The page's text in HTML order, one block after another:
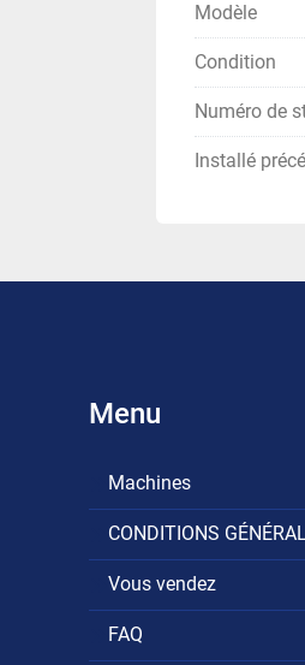
Modèle
Condition
Numéro de
Installé
Menu
Machines
CONDITIONS
Vous vendez
FAQ